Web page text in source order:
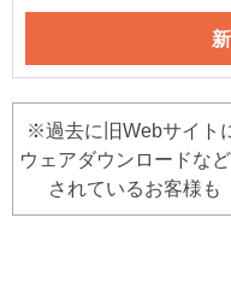
※過去に旧Webサイト
ウェアダウンロードな
されているお客様も